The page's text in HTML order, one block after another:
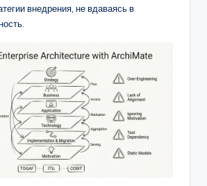
внедрения, не вдаваясь в